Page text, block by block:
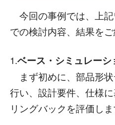
今回の事例では、上
での検討内容、結果をご
1.ベース・シミュレーシ
まず初めに、部品形
行い、設計要件、仕様
リングバックを評価しま